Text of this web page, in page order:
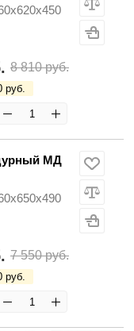
8 810 руб.
руб.
МД
7 550 руб.
руб.